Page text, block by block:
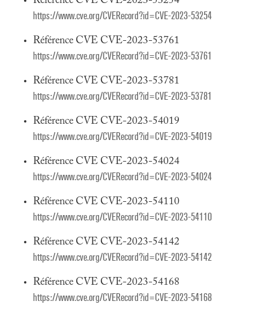
https://www.cve.org/CVERecord?id=CVE-2023-53254
Référence CVE CVE-2023-53761
https://www.cve.org/CVERecord?id=CVE-2023-53761
Référence CVE CVE-2023-53781
https://www.cve.org/CVERecord?id=CVE-2023-53781
Référence CVE CVE-2023-54019
https://www.cve.org/CVERecord?id=CVE-2023-54019
Référence CVE CVE-2023-54024
https://www.cve.org/CVERecord?id=CVE-2023-54024
Référence CVE CVE-2023-54110
https://www.cve.org/CVERecord?id=CVE-2023-54110
Référence CVE CVE-2023-54142
https://www.cve.org/CVERecord?id=CVE-2023-54142
Référence CVE CVE-2023-54168
https://www.cve.org/CVERecord?id=CVE-2023-54168